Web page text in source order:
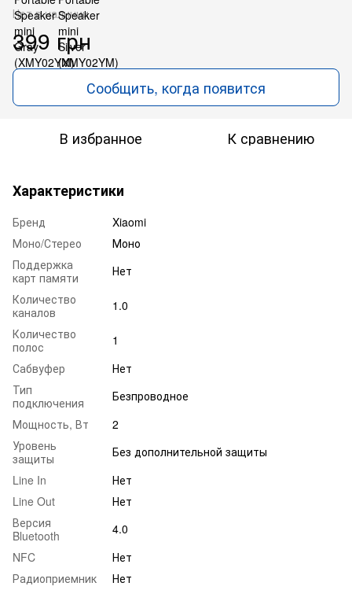
Нет в наличии
399 грн
Сообщить, когда появится
В избранное К сравнению
Характеристики
Бренд
Xiaomi
Моно/Стерео
Моно
Поддержка
карт памяти
Нет
Количество
каналов
1.0
Количество
полос
1
Сабвуфер
Нет
Тип
подключения
Безпроводное
Мощность, Вт
2
Уровень
защиты
Без дополнительной защиты
Line In
Нет
Line Out
Нет
Версия
Bluetooth
4.0
NFC
Нет
Радиоприемник
Нет